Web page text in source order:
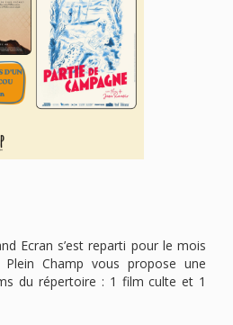
Ecran s’est reparti pour le mois
Champ vous propose une
du répertoire : 1 film culte et 1